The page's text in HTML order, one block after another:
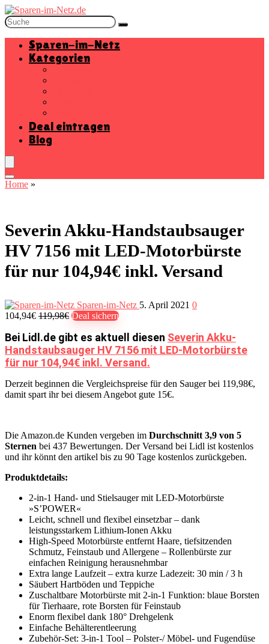
Sparen-im-Netz
Kategorien
Deal eintragen
Blog
Home »
Severin Akku-Handstaubsauger
HV 7156 mit LED-Motorbürste
für nur 104,94€ inkl. Versand
Sparen-im-Netz 5. April 2021 0
104,94€ 119,98€ Deal sichern
Bei Lidl.de gibt es aktuell diesen Severin Akku-
Handstaubsauger HV 7156 mit LED-Motorbürste
für nur 104,94€ inkl. Versand.
Derzeit beginnen die Vergleichspreise für den Sauger bei 119,98€,
damit spart ihr bei diesem Angebot gute 15€.
Die Amazon.de Kunden vergeben im Durchschnitt 3,9 von 5
Sternen bei 437 Bewertungen. Der Versand bei Lidl ist kostenlos
und ihr könnt den artikel bis zu 90 Tage kostenlos zurückgeben.
Produktdetails:
2-in-1 Hand- und Stielsauger mit LED-Motorbürste
»S’POWER«
Leicht, schnell und flexibel einsetzbar – dank
leistungsstarkem Lithium-Ionen Akku
High-Speed Motorbürste entfernt Haare, tiefsitzenden
Schmutz, Feinstaub und Allergene – Rollenbürste zur
einfachen Reinigung herausnehmbar
Extra lange Laufzeit – extra kurze Ladezeit: 30 min / 3 h
Säubert Hartböden und Teppiche
Zuschaltbare Motorbürste mit 2-in-1 Funktion: blaue Borsten
für Tierhaare, rote Borsten für Feinstaub
Enorm flexibel dank 180° Drehgelenk
Einfache Behälterentleerung
Zubehör-Set: 3-in-1 Tool – Polster-/ Möbel- und Fugendüse